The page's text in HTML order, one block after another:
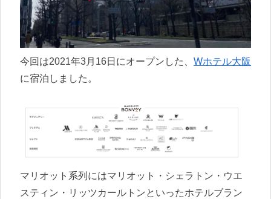
今回は2021年3月16日にオープンした、 Wホテル大阪
に宿泊しました。
マリオット系列にはマリオット・シェラトン・ウエ
スティン・リッツカールトンといったホテルブラン